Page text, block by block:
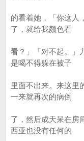
的看着她，「你这人
了，就给我颜色看
看？」「对不起。」
是喝不得躲在被子
里面不出来。来这里
一来就再次的病倒
了，然后成天呆在房
西亚也没有任何的